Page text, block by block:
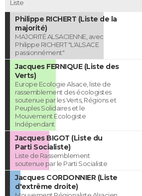
Liste
Philippe RICHERT (Liste de la
majorité)
MAJORITÉ ALSACIENNE, avec
Philippe RICHERT "L'ALSACE
passionnément"
Jacques FERNIQUE (Liste des
Verts)
Europe Ecologie Alsace, liste de
rassemblement des écologistes
soutenue par les Verts, Régions et
Peuples Solidaires et le
Mouvement Ecologiste
Indépendant
Jacques BIGOT (Liste du
Parti Socialiste)
Liste de Rassemblement
soutenue par le Parti Socialiste
Jacques CORDONNIER (Liste
d'extrême droite)